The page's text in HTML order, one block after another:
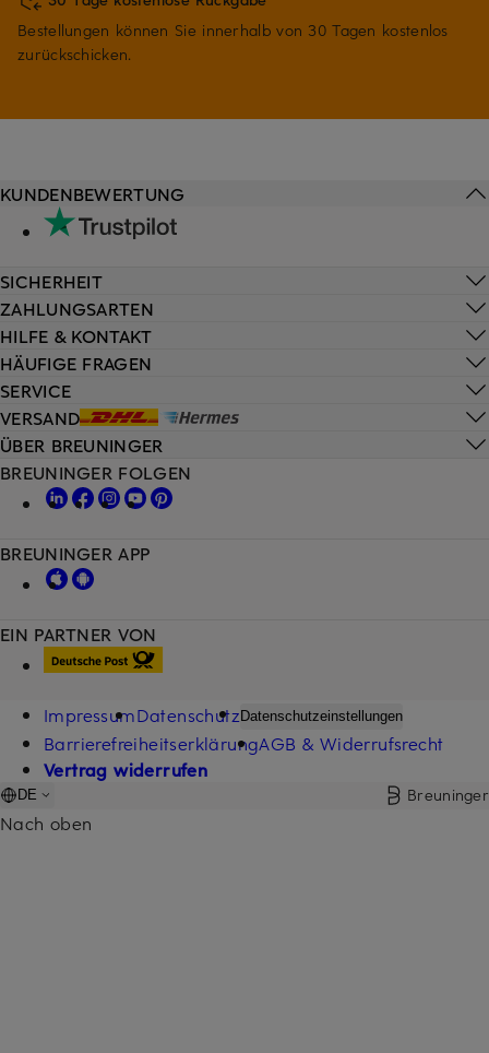
Bestellungen können Sie innerhalb von 30 Tagen kostenlos
zurückschicken.
HILFE & KONTAKT
HÄUFIGE FRAGEN
SERVICE
VERSAND
KUNDENBEWERTUNG
SICHERHEIT
ZAHLUNGSARTEN
ÜBER BREUNINGER
EIN PARTNER VON
BREUNINGER FOLGEN
BREUNINGER APP
ImpressumDatenschutzDatenschutzeinstellungen
BarrierefreiheitserklärungAGB & Widerrufsrecht
Vertrag widerrufen
DE Breuninger
Nach oben